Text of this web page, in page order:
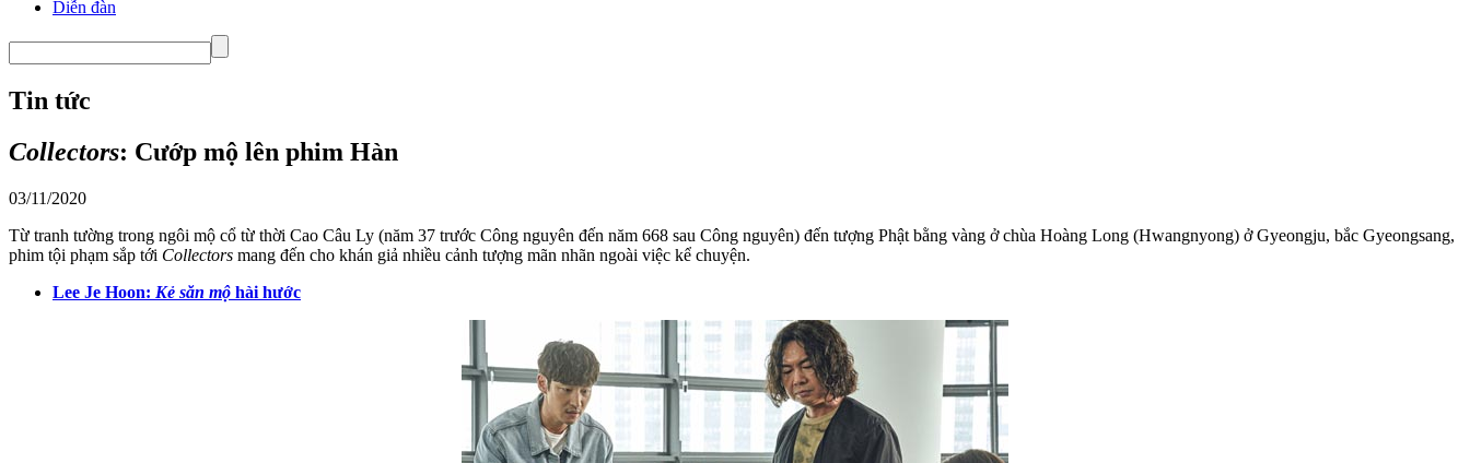
Diễn đàn
Tin tức
Collectors: Cướp mộ lên phim Hàn
03/11/2020
Từ tranh tường trong ngôi mộ cổ từ thời Cao Câu Ly (năm 37 trước Công nguyên đến năm 668 sau Công nguyên) đến tượng Phật bằng vàng ở chùa Hoàng Long (Hwangnyong) ở Gyeongju, bắc Gyeongsang,
phim tội phạm sắp tới Collectors mang đến cho khán giả nhiều cảnh tượng mãn nhãn ngoài việc kể chuyện.
Lee Je Hoon: Kẻ săn mộ hài hước